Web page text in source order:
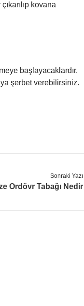
kovana
başlayacaklardır.
şerbet verebilirsiniz.
Sonraki Yazı
Ordövr Tabağı Nedir